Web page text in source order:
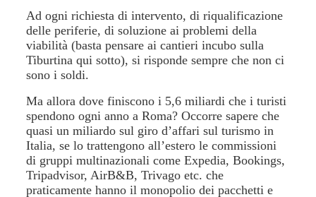
Ad ogni richiesta di intervento, di riqualificazione
delle periferie, di soluzione ai problemi della
viabilità (basta pensare ai cantieri incubo sulla
Tiburtina qui sotto), si risponde sempre che non ci
sono i soldi.
Ma allora dove finiscono i 5,6 miliardi che i turisti
spendono ogni anno a Roma? Occorre sapere che
quasi un miliardo sul giro d’affari sul turismo in
Italia, se lo trattengono all’estero le commissioni
di gruppi multinazionali come Expedia, Bookings,
Tripadvisor, AirB&B, Trivago etc. che
praticamente hanno il monopolio dei pacchetti e